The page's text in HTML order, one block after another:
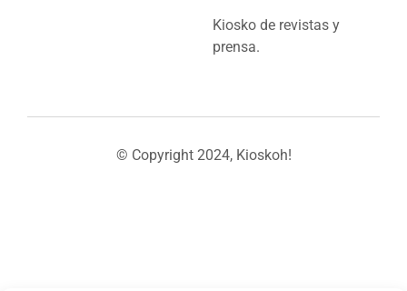
Kiosko de revistas y
prensa.
© Copyright 2024, Kioskoh!